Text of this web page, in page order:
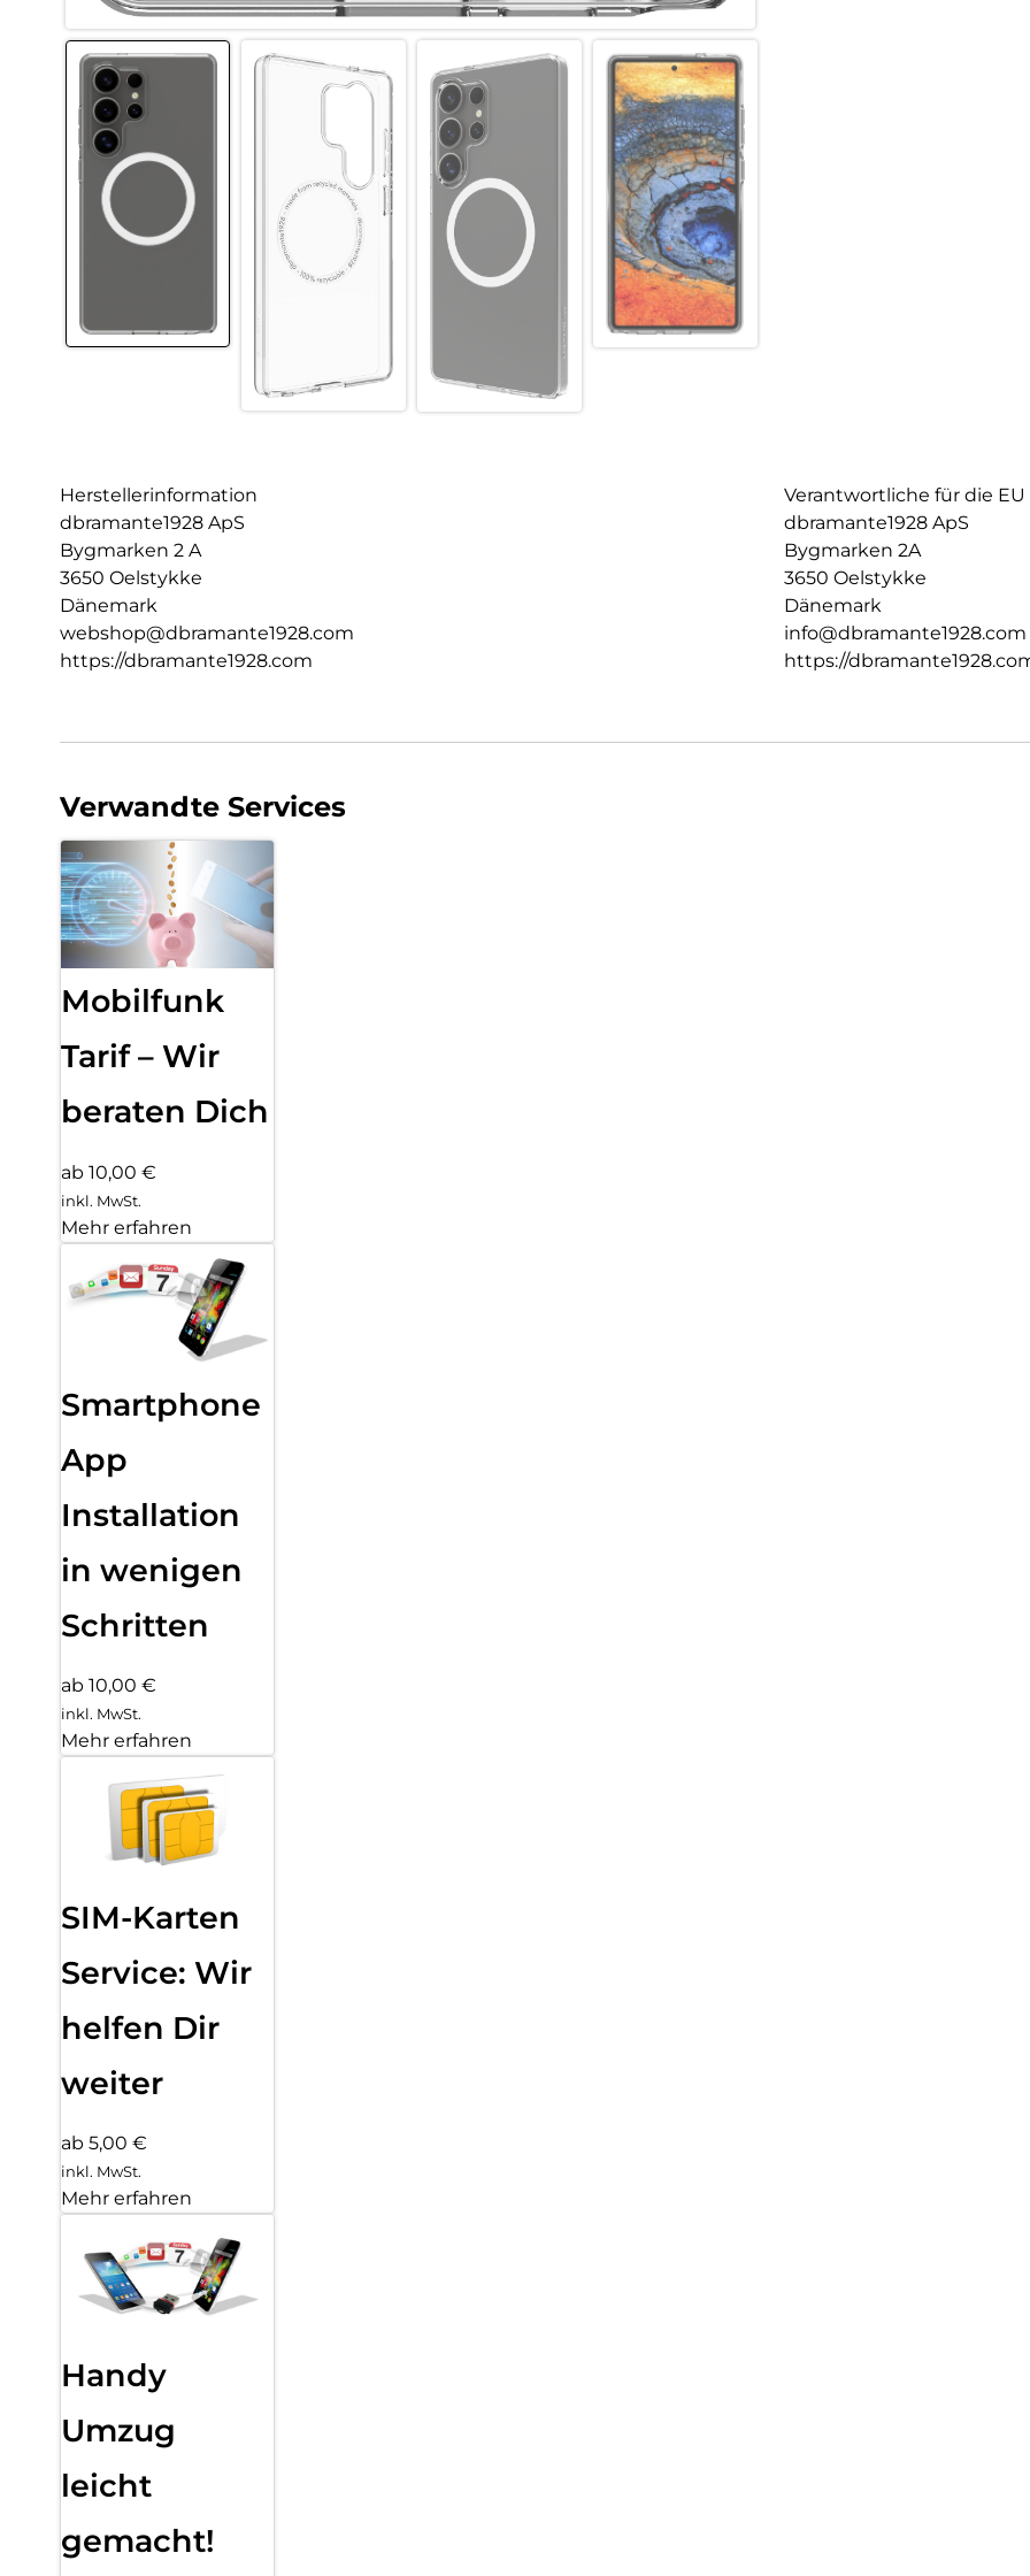
Herstellerinformation
dbramante1928 ApS
Bygmarken 2 A
3650 Oelstykke
Dänemark
webshop@dbramante1928.com
https://dbramante1928.com
Verantwortliche für die EU
dbramante1928 ApS
Bygmarken 2A
3650 Oelstykke
Dänemark
info@dbramante1928.com
https://
Verwandte Services
Mobilfunk
Tarif – Wir
beraten Dich
ab 10,00 €
inkl. MwSt.
Mehr erfahren
Smartphone
App
Installation
in wenigen
Schritten
ab 10,00 €
inkl. MwSt.
Mehr erfahren
SIM-Karten
Service: Wir
helfen Dir
weiter
ab 5,00 €
inkl. MwSt.
Mehr erfahren
Handy
Umzug
leicht
gemacht!